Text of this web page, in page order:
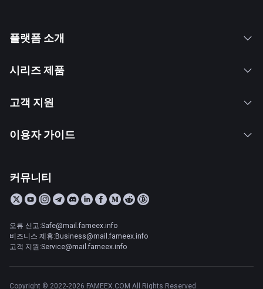
플랫폼 소개
시리즈 제품
고객 지원
이용자 가이드
커뮤니티
오류 신고:Safe@mail.fameex.info
비즈니스 제휴:Business@mail.fameex.info
고객 지원:Service@mail.fameex.info
Copyright © 2022-2026 FAMEEX.COM All Rights Reserved